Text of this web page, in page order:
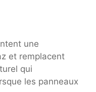
une
et remplacent
qui
les panneaux